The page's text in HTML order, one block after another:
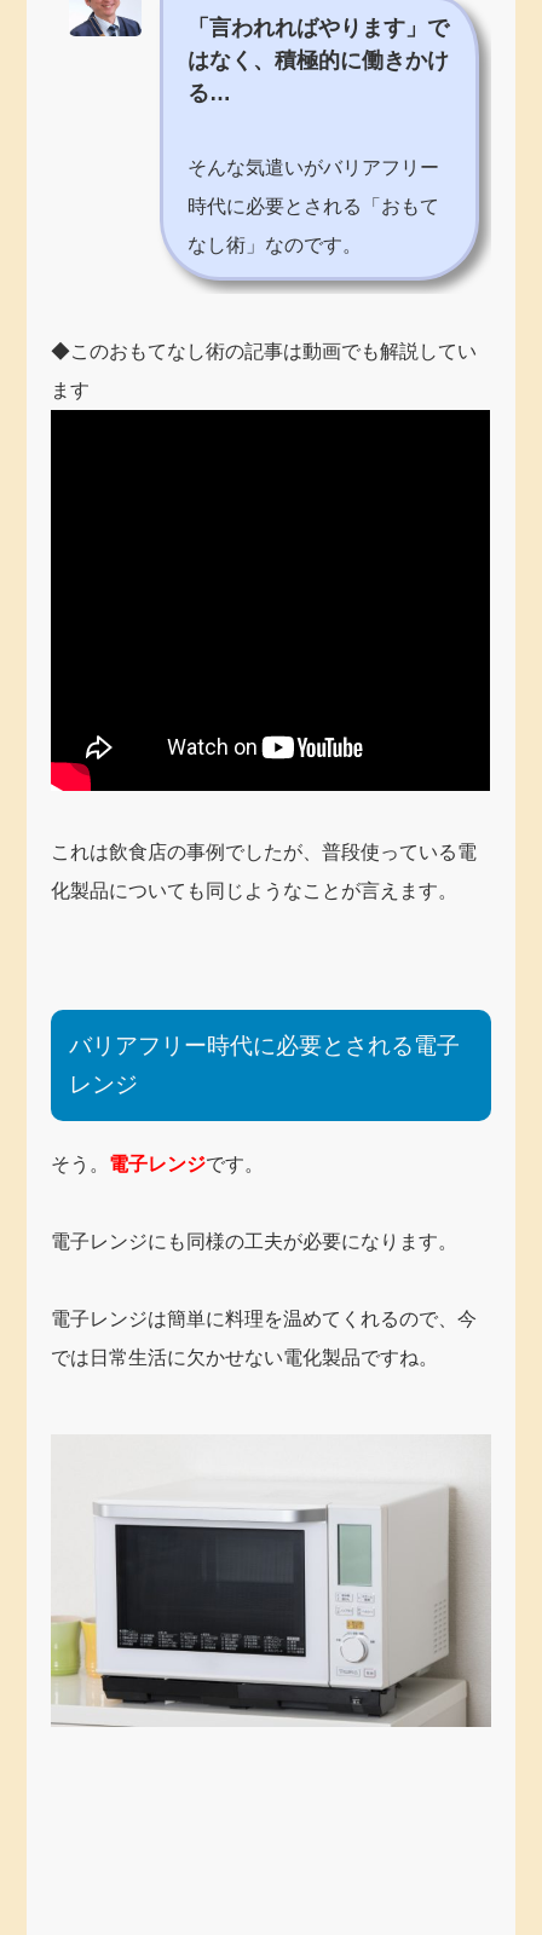
「言われればやります」で
はなく、積極的に働きかけ
る…
そんな気遣いがバリアフリー
時代に必要とされる「おもて
なし術」なのです。
◆このおもてなし術の記事は動画でも解説してい
ます
これは飲食店の事例でしたが、普段使っている電
化製品についても同じようなことが言えます。
バリアフリー時代に必要とされる電子
レンジ
そう。 電子レンジです。
電子レンジにも同様の工夫が必要になります。
電子レンジは簡単に料理を温めてくれるので、今
では日常生活に欠かせない電化製品ですね。